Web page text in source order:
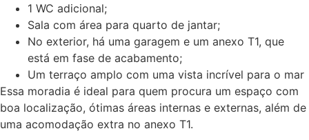
1 WC adicional;
Sala com área para quarto de jantar;
No exterior, há uma garagem e um anexo T1, que
está em fase de acabamento;
Um terraço amplo com uma vista incrível para o mar
Essa moradia é ideal para quem procura um espaço com
boa localização, ótimas áreas internas e externas, além de
uma acomodação extra no anexo T1.